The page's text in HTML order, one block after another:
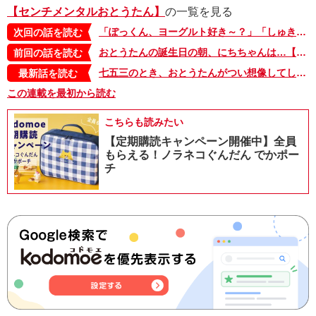
【センチメンタルおとうたん】 の一覧を見る
次回の話を読む
「ぽっくん、ヨーグルト好き～？」「しゅき～」「じゃあ、おとうたん好き～？」の答えは…【えちがわのりゆきの「センチメンタルおとうたん」・88】
前回の話を読む
おとうたんの誕生日の朝、にちちゃんは…【えちがわのりゆきの「センチメンタルおとうたん」・86】
最新話を読む
七五三のとき、おとうたんがつい想像してしまったのは……【えちがわのりゆきの「センチメンタルおとうたん」・七五三編】
この連載を最初から読む
こちらも読みたい
【定期購読キャンペーン開催中】全員
もらえる！ノラネコぐんだん でかポー
チ